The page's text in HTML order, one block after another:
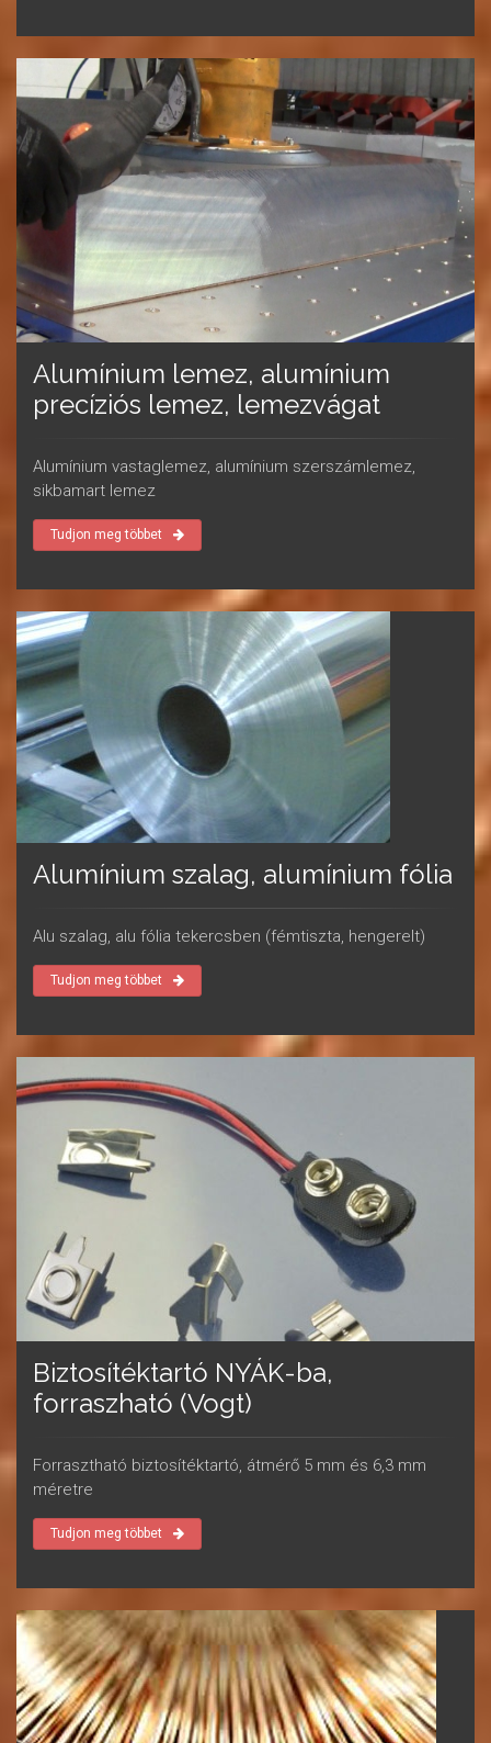
Alumínium lemez, alumínium
precíziós lemez, lemezvágat
Alumínium vastaglemez, alumínium szerszámlemez,
sikbamart lemez
Tudjon meg többet
Alumínium szalag, alumínium fólia
Alu szalag, alu fólia tekercsben (fémtiszta, hengerelt)
Tudjon meg többet
Biztosítéktartó NYÁK-ba,
forraszható (Vogt)
Forrasztható biztosítéktartó, átmérő 5 mm és 6,3 mm
méretre
Tudjon meg többet